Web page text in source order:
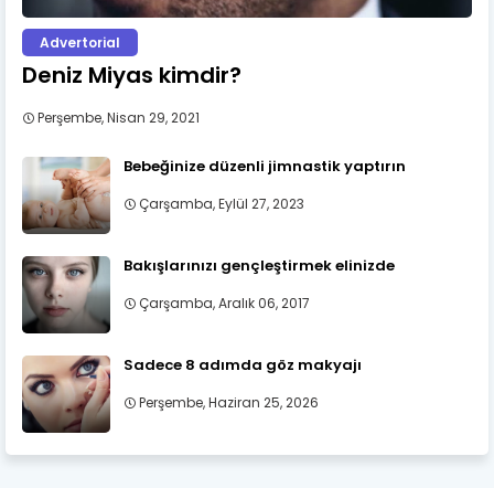
Advertorial
Deniz Miyas kimdir?
Perşembe, Nisan 29, 2021
Bebeğinize düzenli jimnastik yaptırın
Çarşamba, Eylül 27, 2023
Bakışlarınızı gençleştirmek elinizde
Çarşamba, Aralık 06, 2017
Sadece 8 adımda göz makyajı
Perşembe, Haziran 25, 2026